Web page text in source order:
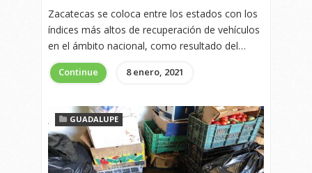
Zacatecas se coloca entre los estados con los
índices más altos de recuperación de vehículos
en el ámbito nacional, como resultado del…
Continue 8 enero, 2021
GUADALUPE